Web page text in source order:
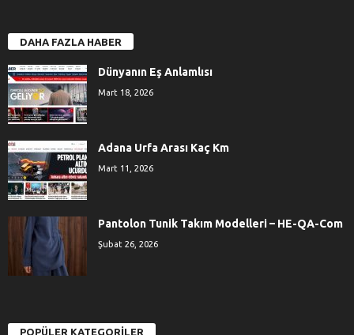
DAHA FAZLA HABER
Dünyanın Eş Anlamlısı
Mart 18, 2026
Adana Urfa Arası Kaç Km
Mart 11, 2026
Pantolon Tunik Takım Modelleri – HE-QA-Com
Şubat 26, 2026
POPÜLER KATEGORİLER